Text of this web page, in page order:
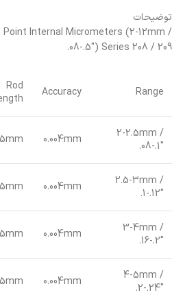
توضیحات
Internal Micrometers (2-12mm /
.08-.5″) Series 208 / 209
Range
Accuracy
Rod
2-2.5mm /
.08-.1″
0.004mm
2.5-3mm /
.1-.12″
0.004mm
3-4mm /
.16-.2″
0.004mm
4-5mm /
.2-.24″
0.004mm